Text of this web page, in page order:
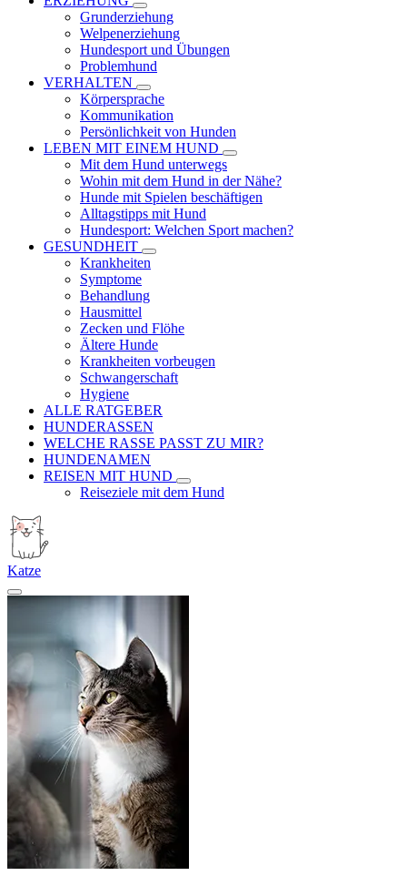
Grunderziehung
Welpenerziehung
Hundesport und Übungen
Problemhund
VERHALTEN
Körpersprache
Kommunikation
Persönlichkeit von Hunden
LEBEN MIT EINEM HUND
Mit dem Hund unterwegs
Wohin mit dem Hund in der Nähe?
Hunde mit Spielen beschäftigen
Alltagstipps mit Hund
Hundesport: Welchen Sport machen?
GESUNDHEIT
Krankheiten
Symptome
Behandlung
Hausmittel
Zecken und Flöhe
Ältere Hunde
Krankheiten vorbeugen
Schwangerschaft
Hygiene
ALLE RATGEBER
HUNDERASSEN
WELCHE RASSE PASST ZU MIR?
HUNDENAMEN
REISEN MIT HUND
Reiseziele mit dem Hund
Katze